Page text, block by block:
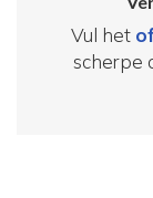
Vul het
scherpe